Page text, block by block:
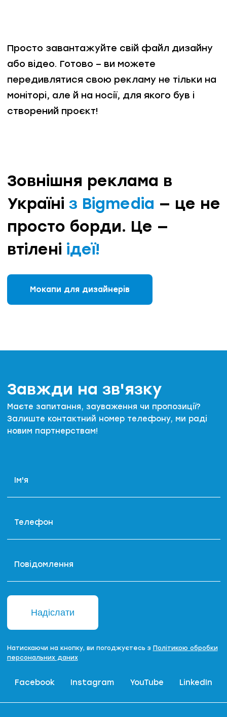
Просто завантажуйте свій файл дизайну
або відео. Готово – ви можете
передивлятися свою рекламу не тільки на
моніторі, але й на носії, для якого був і
створений проєкт!
Зовнішня реклама в
Україні з Bigmedia — це не
просто борди. Це —
втілені ідеї!
Мокапи для дизайнерів
Завжди на зв'язку
Маєте запитання, зауваження чи пропозиції?
Залиште контактний номер телефону, ми раді
новим партнерствам!
Ім'я
Телефон
Повідомлення
Надіслати
Натискаючи на кнопку, ви погоджуєтесь з Політикою обробки
персональних даних
Facebook Instagram YouTube LinkedIn